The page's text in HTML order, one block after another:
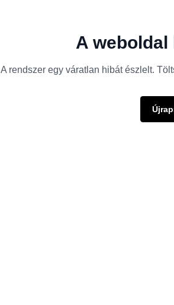
A
A rendszer egy váratlan hibát észlelt.